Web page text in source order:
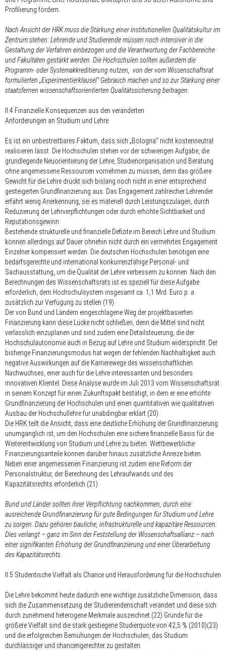
Profilierung fördern.
Nach Ansicht der HRK muss die Stärkung einer institutionellen Qualitätskultur im
Zentrum stehen: Lehrende und Studierende müssen noch intensiver in die
Gestaltung der Verfahren einbezogen und die Verantwortung der Fachbereiche
und Fakultäten gestärkt werden. Die Hochschulen sollten außerdem die
Programm- oder Systemakkreditierung nutzen, von der vom Wissenschaftsrat
formulierten „Experimentierklausel“ Gebrauch machen und so zur Stärkung einer
staatsfernen wissenschaftsorientierten Qualitätssicherung beitragen.
II.4 Finanzielle Konsequenzen aus den veränderten
Anforderungen an Studium und Lehre
Es ist ein unbestreitbares Faktum, dass sich „Bologna“ nicht kostenneutral
realisieren lässt. Die Hochschulen stehen vor der schwierigen Aufgabe, die
grundlegende Neuorientierung der Lehre, Studienorganisation und Beratung
ohne angemessene Ressourcen vornehmen zu müssen, denn das größere
Gewicht für die Lehre drückt sich bislang noch nicht in einer entsprechend
gesteigerten Grundfinanzierung aus. Das Engagement zahlreicher Lehrender
erfährt wenig Anerkennung, sei es materiell durch Leistungszulagen, durch
Reduzierung der Lehrverpflichtungen oder durch erhöhte Sichtbarkeit und
Reputationsgewinn.
Bestehende strukturelle und finanzielle Defizite im Bereich Lehre und Studium
können allerdings auf Dauer ohnehin nicht durch ein vermehrtes Engagement
Einzelner kompensiert werden. Die deutschen Hochschulen benötigen eine
bedarfsgerechte und international konkurrenzfähige Personal- und
Sachausstattung, um die Qualität der Lehre verbessern zu können. Nach den
Berechnungen des Wissenschaftsrats ist es speziell für diese Aufgabe
erforderlich, dem Hochschulsystem insgesamt ca. 1,1 Mrd. Euro p. a.
zusätzlich zur Verfügung zu stellen.(19)
Der von Bund und Ländern eingeschlagene Weg der projektbasierten
Finanzierung kann diese Lücke nicht schließen, denn die Mittel sind nicht
verlässlich einzuplanen und sind zudem eine Detailsteuerung, die der
Hochschulautonomie auch in Bezug auf Lehre und Studium widerspricht. Der
bisherige Finanzierungsmodus hat wegen der fehlenden Nachhaltigkeit auch
negative Auswirkungen auf die Karrierewege des wissenschaftlichen
Nachwuchses, einer auch für die Lehre interessanten und besonders
innovativen Klientel. Diese Analyse wurde im Juli 2013 vom Wissenschaftsrat
in seinem Konzept für einen Zukunftspakt bestätigt, in dem er eine erhöhte
Grundfinanzierung der Hochschulen und einen quantitativen wie qualitativen
Ausbau der Hochschullehre für unabdingbar erklärt.(20)
Die HRK teilt die Ansicht, dass eine deutliche Erhöhung der Grundfinanzierung
unumgänglich ist, um den Hochschulen eine sichere finanzielle Basis für die
Weiterentwicklung von Studium und Lehre zu bieten. Wettbewerbliche
Finanzierungsanteile können darüber hinaus zusätzliche Anreize bieten.
Neben einer angemessenen Finanzierung ist zudem eine Reform der
Personalstruktur, der Berechnung des Lehraufwands und des
Kapazitätsrechts erforderlich.(21)
Bund und Länder sollten ihrer Verpflichtung nachkommen, durch eine
ausreichende Grundfinanzierung für gute Bedingungen für Studium und Lehre
zu sorgen. Dazu gehören bauliche, infrastrukturelle und kapazitäre Ressourcen.
Dies verlangt – ganz im Sinn der Feststellung der Wissenschaftsallianz – nach
einer signifikanten Erhöhung der Grundfinanzierung und einer Überarbeitung
des Kapazitätsrechts.
II.5 Studentische Vielfalt als Chance und Herausforderung für die Hochschulen
Die Lehre bekommt heute dadurch eine wichtige zusätzliche Dimension, dass
sich die Zusammensetzung der Studierendenschaft verändert und diese sich
durch zunehmend heterogene Merkmale auszeichnet.(22) Gründe für die
größere Vielfalt sind die stark gestiegene Studierquote von 42,5 % (2010)(23)
und die erfolgreichen Bemühungen der Hochschulen, das Studium
durchlässiger und chancengerechter zu gestalten.